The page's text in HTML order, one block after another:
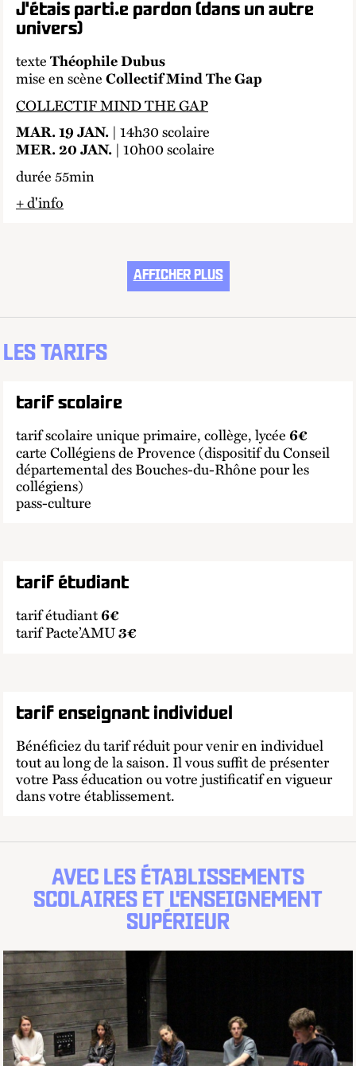
J'étais parti.e pardon (dans un autre
univers)
texteThéophile Dubus
mise en scèneCollectif Mind The Gap
COLLECTIF MIND THE GAP
MAR. 19 JAN. | 14h30 scolaire
MER. 20 JAN. | 10h00 scolaire
durée 55min
+ d'info
lien externe
AFFICHER PLUS
LES TARIFS
tarif scolaire
tarif scolaire unique primaire, collège, lycée 6€
carte Collégiens de Provence (dispositif du Conseil
départemental des Bouches-du-Rhône pour les
collégiens)
pass-culture
tarif étudiant
tarif étudiant6€
tarif Pacte’AMU3€
tarif enseignant individuel
Bénéficiez du tarif réduit pour venir en individuel
tout au long de la saison. Il vous suffit de présenter
votre Pass éducation ou votre justificatif en vigueur
dans votre établissement.
AVEC LES ÉTABLISSEMENTS
SCOLAIRES ET L'ENSEIGNEMENT
SUPÉRIEUR